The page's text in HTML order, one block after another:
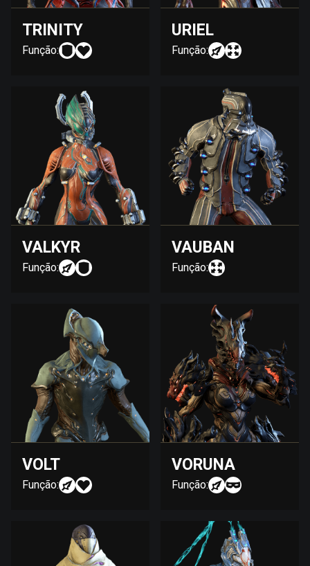
TRINITY
Função:
URIEL
Função:
VALKYR
Função:
VAUBAN
Função:
VOLT
Função:
VORUNA
Função: